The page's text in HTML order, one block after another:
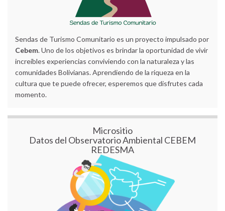
Sendas de Turismo Comunitario es un proyecto impulsado por
Cebem. Uno de los objetivos es brindar la oportunidad de vivir
increíbles experiencias conviviendo con la naturaleza y las
comunidades Bolivianas. Aprendiendo de la riqueza en la
cultura que te puede ofrecer, esperemos que disfrutes cada
momento.
Micrositio
Datos del Observatorio Ambiental CEBEM
REDESMA